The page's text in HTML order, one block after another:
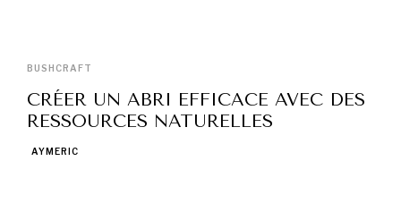
BUSHCRAFT
CRÉER UN ABRI EFFICACE AVEC DES
RESSOURCES NATURELLES
AYMERIC